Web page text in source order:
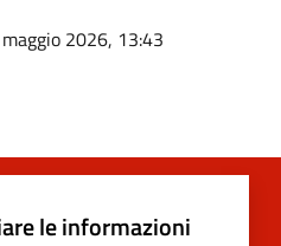
2026, 13:43
le informazioni